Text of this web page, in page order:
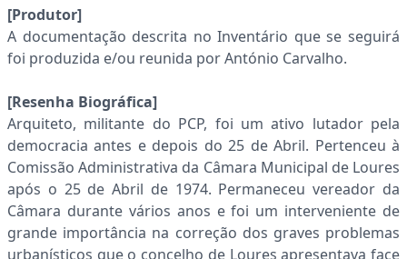
[Produtor]
A documentação descrita no Inventário que se seguirá
foi produzida e/ou reunida por António Carvalho.
[Resenha Biográfica]
Arquiteto, militante do PCP, foi um ativo lutador pela
democracia antes e depois do 25 de Abril. Pertenceu à
Comissão Administrativa da Câmara Municipal de Loures
após o 25 de Abril de 1974. Permaneceu vereador da
Câmara durante vários anos e foi um interveniente de
grande importância na correção dos graves problemas
urbanísticos que o concelho de Loures apresentava face